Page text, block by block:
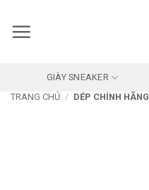
qua
GIÀY SNEAKER
TRANG CHỦ / DÉP CHÍNH HÃNG